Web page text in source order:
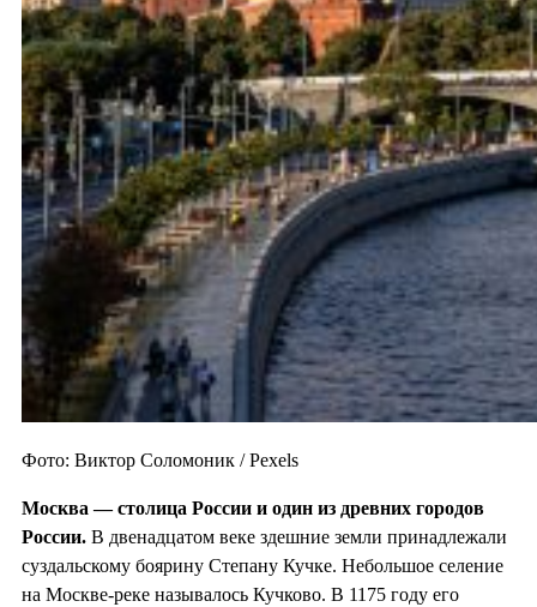
Фото: Виктор Соломоник / Pexels
Москва — столица России и один из древних городов
России. В двенадцатом веке здешние земли принадлежали
суздальскому боярину Степану Кучке. Небольшое селение
на Москве-реке называлось Кучково. В 1175 году его